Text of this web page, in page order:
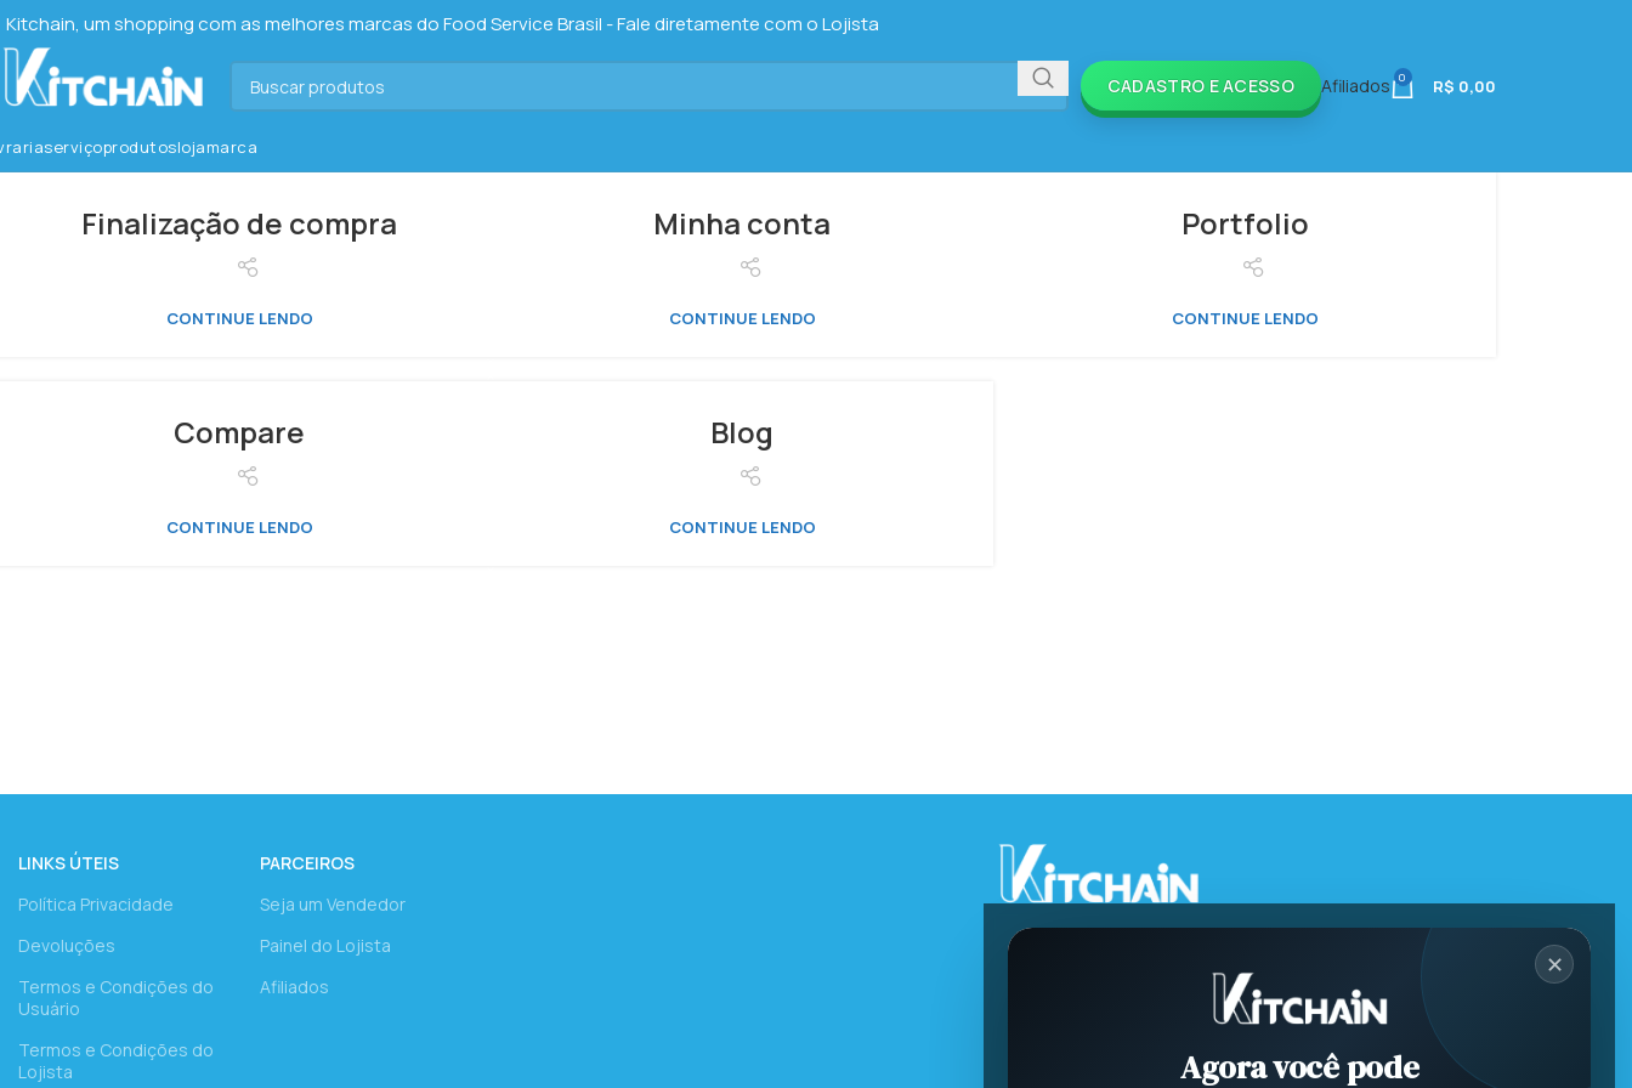
Kitchain, um shopping com as melhores marcas do Food Service Brasil - Fale diretamente com o Lojista
CADASTRO E ACESSO Afiliados 0 R$ 0,00
serviçoprodutoslojamarca
Finalização de compra
CONTINUE LENDO
Minha conta
CONTINUE LENDO
Portfolio
CONTINUE LENDO
Compare
CONTINUE LENDO
Blog
CONTINUE LENDO
LINKS ÚTEIS
Política Privacidade
Devoluções
Termos e Condições do
Usuário
Termos e Condições do
Lojista
PARCEIROS
Seja um Vendedor
Painel do Lojista
Afiliados
✕
Agora você pode